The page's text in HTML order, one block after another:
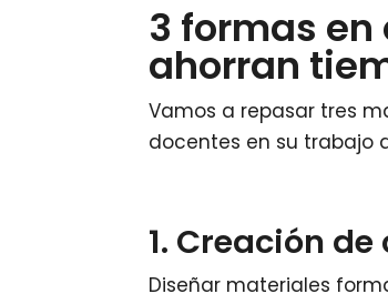
3 formas
ahorran
Vamos a repasar tres
docentes en su trabajo
1. Creación
Diseñar materiales